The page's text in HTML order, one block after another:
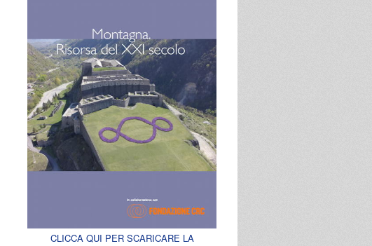
CLICCA QUI PER SCARICARE LA